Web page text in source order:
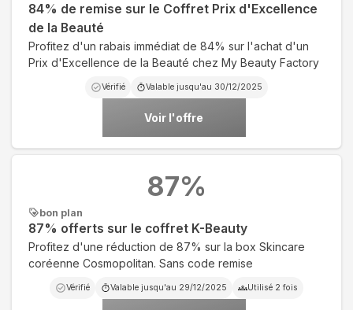
84% de remise sur le Coffret Prix d'Excellence
de la Beauté
Profitez d'un rabais immédiat de 84% sur l'achat d'un
Prix d'Excellence de la Beauté chez My Beauty Factory
Vérifié Valable jusqu'au 30/12/2025
Voir l'offre
bon plan
87% offerts sur le coffret K-Beauty
Profitez d'une réduction de 87% sur la box Skincare
coréenne Cosmopolitan. Sans code remise
Vérifié Valable jusqu'au 29/12/2025 Utilisé 2 fois
87%